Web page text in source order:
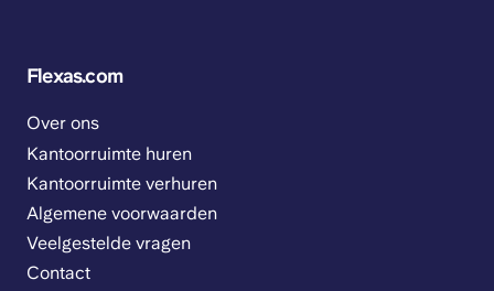
Flexas.com
Over ons
Kantoorruimte huren
Kantoorruimte verhuren
Algemene voorwaarden
Veelgestelde vragen
Contact